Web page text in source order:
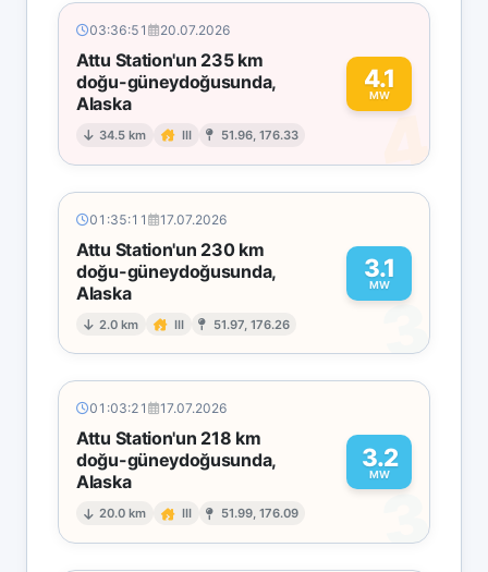
03:36:51 20.07.2026
Attu Station'un 235 km
doğu-güneydoğusunda,
Alaska
34.5 km III 51.96, 176.33
4.1
MW
4
01:35:11 17.07.2026
Attu Station'un 230 km
doğu-güneydoğusunda,
Alaska
2.0 km III 51.97, 176.26
3.1
MW
3
01:03:21 17.07.2026
Attu Station'un 218 km
doğu-güneydoğusunda,
Alaska
20.0 km III 51.99, 176.09
3.2
MW
3